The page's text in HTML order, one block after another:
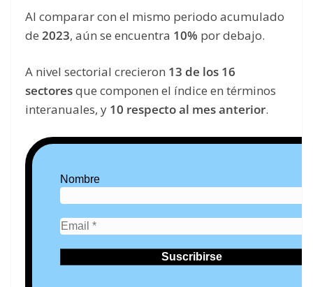
Al comparar con el mismo periodo acumulado
de 2023, aún se encuentra 10% por debajo.
A nivel sectorial crecieron 13 de los 16
sectoresque componen el índice en términos
interanuales, y 10 respecto al mes anterior.
Nombre